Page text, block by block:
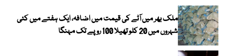
ملک بھر میں آٹے کی قیمت میں اضافہ، ایک ہفتے میں کئی
شہروں میں 20 کلو تھیلا 100 روپے تک مہنگا